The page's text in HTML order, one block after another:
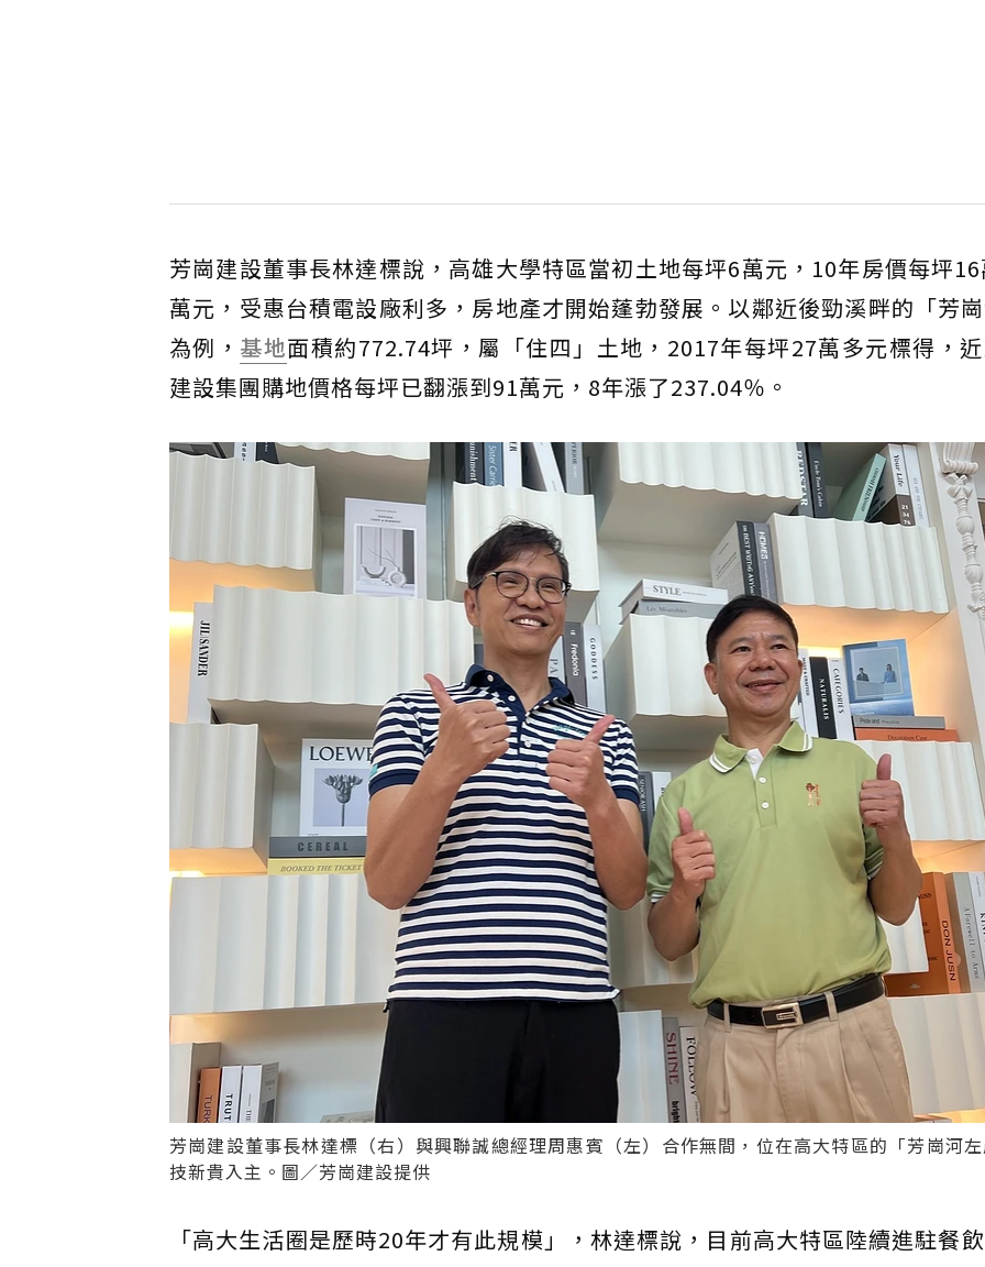
芳崗建設董事長林達標說，高雄大學特區當初土地每坪6萬元，10年房價每坪
萬元，受惠台積電設廠利多，房地產才開始蓬勃發展。以鄰近後勁溪畔的「芳崗
為例， 基地面積約772.74坪，屬「住四」土地，2017年每坪27萬多元標得，
建設集團購地價格每坪已翻漲到91萬元，8年漲了237.04％。
芳崗建設董事長林達標（右）與興聯誠總經理周惠賓（左）合作無間，位在高大特區的「芳崗河
技新貴入主。圖／芳崗建設提供
「高大生活圈是歷時20年才有此規模」，林達標說，目前高大特區陸續進駐餐